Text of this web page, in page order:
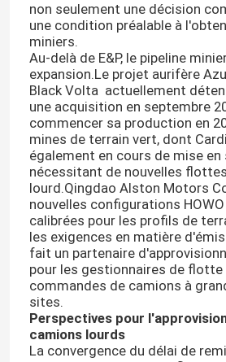
Camion de fret HOWO
Camion léger Howo
Trailer à décharger
Remorque de réservoir de
REMORQUE À PLATEAU
remorque à lit bas
non seulement une décision
une condition préalable à
miniers.
Au-delà de E&P, le pipeline
expansion.Le projet aurifère
Black Volta  actuellement
une acquisition en septembre
commencer sa production en
mines de terrain vert, dont
également en cours de mise en
nécessitant de nouvelles
lourd.Qingdao Alston Motors
nouvelles configurations
calibrées pour les profils de
les exigences en matière
fait un partenaire
pour les gestionnaires de
commandes de camions à
sites.
Perspectives pour
camions lourds
La convergence du délai de